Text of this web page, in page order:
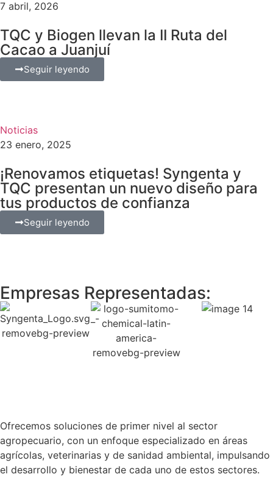
7 abril, 2026
TQC y Biogen llevan la II Ruta del
Cacao a Juanjuí
Seguir leyendo
Noticias
23 enero, 2025
¡Renovamos etiquetas! Syngenta y
TQC presentan un nuevo diseño para
tus productos de confianza
Seguir leyendo
Empresas Representadas:
Ofrecemos soluciones de primer nivel al sector
agropecuario, con un enfoque especializado en áreas
agrícolas, veterinarias y de sanidad ambiental, impulsando
el desarrollo y bienestar de cada uno de estos sectores.